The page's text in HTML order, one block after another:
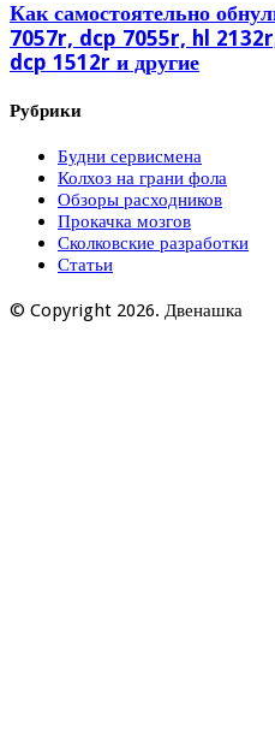
Как самостоятельно
7057r, dcp 7055r, hl
dcp 1512r и другие
Рубрики
Будни сервисмена
Колхоз на грани фола
Обзоры расходников
Прокачка мозгов
Сколковские разработки
Статьи
© Copyright 2026. Двенашка